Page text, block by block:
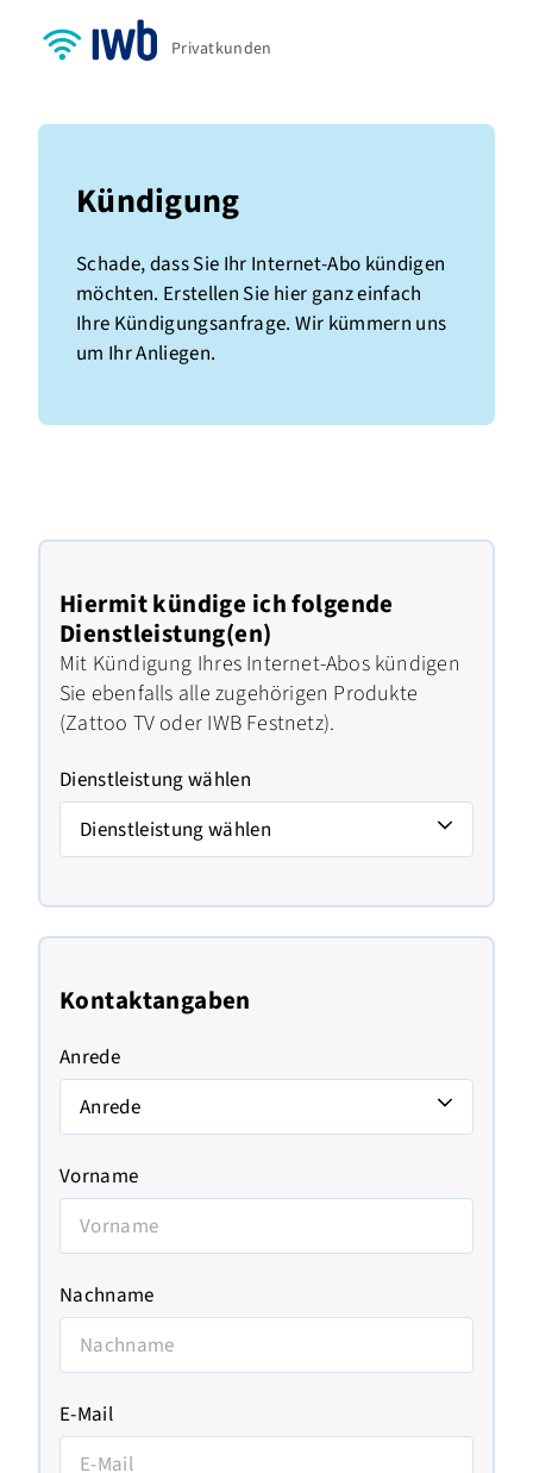
Privatkunden
Kündigung
Schade, dass Sie Ihr Internet-Abo kündigen
möchten. Erstellen Sie hier ganz einfach
Ihre Kündigungsanfrage. Wir kümmern uns
um Ihr Anliegen.
Hiermit kündige ich folgende
Dienstleistung(en)
Mit Kündigung Ihres Internet-Abos kündigen
Sie ebenfalls alle zugehörigen Produkte
(Zattoo TV oder IWB Festnetz).
Dienstleistung wählen
Dienstleistung wählen
Kontaktangaben
Anrede
Anrede
Vorname
Nachname
E-Mail